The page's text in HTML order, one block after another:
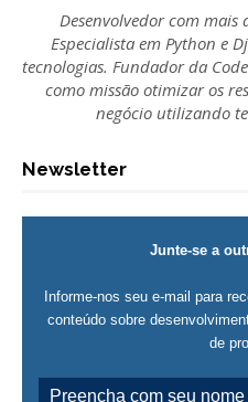
Desenvolvedor com mais
Especialista em Python e
tecnologias. Fundador da
como missão otimizar os
negócio utilizando
Newsletter
Junte-se a
Informe-nos seu e-mail para
conteúdo sobre
de